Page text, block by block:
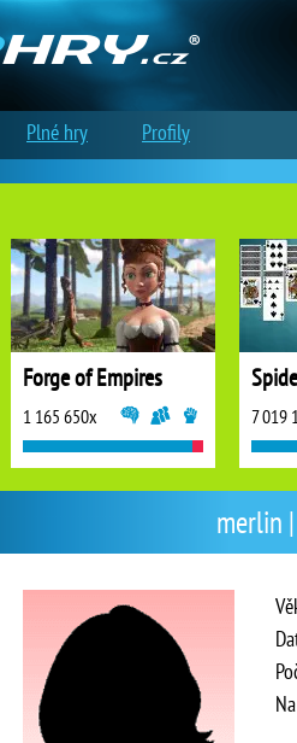
merlin
Forge of Empires
1 165 650x 7 019
Plné hry Profily